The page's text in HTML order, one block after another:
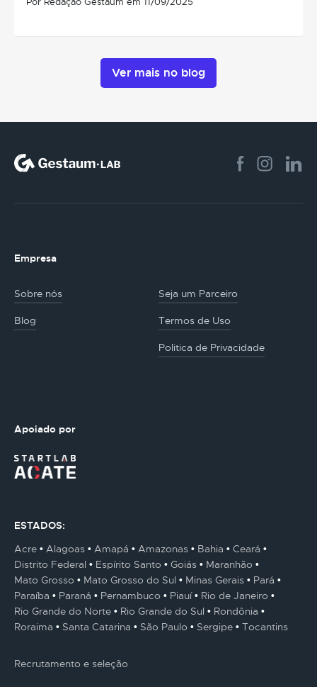
Ver mais no blog
Empresa
Sobre nós Seja um Parceiro
Blog Termos de Uso
Politica de Privacidade
Apoiado por
ESTADOS:
Acre
Alagoas Amapá Amazonas Bahia
Ceará
Distrito Federal
Espírito Santo Goiás
Maranhão
Mato Grosso
Mato Grosso do Sul Minas Gerais
Pará
Paraíba
Paraná Pernambuco Piauí
Rio de Janeiro
Rio Grande do Norte
Rio Grande do Sul
Rondônia
Roraima
Santa Catarina São Paulo Sergipe Tocantins
Recrutamento e seleção